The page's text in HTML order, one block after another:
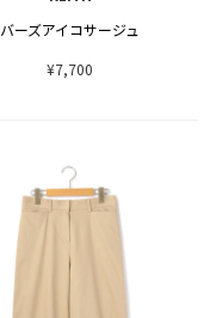
バーズアイコサージュ
¥7,700